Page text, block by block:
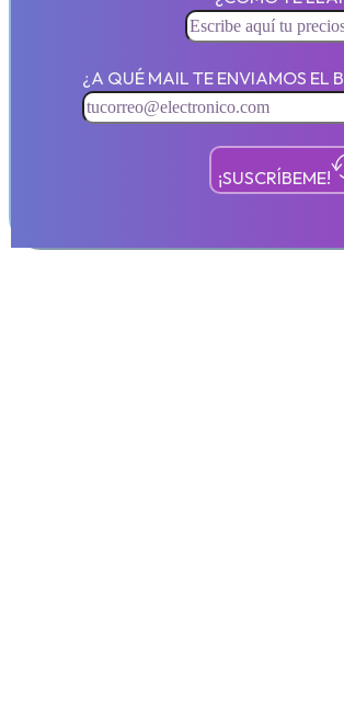
¿A QUÉ MAIL TE ENVIAMOS EL
¡SUSCRÍBEME!